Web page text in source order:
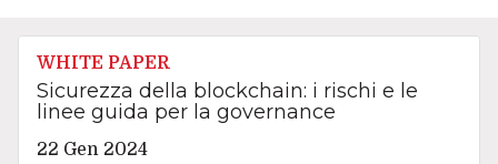
WHITE PAPER
Sicurezza della blockchain: i rischi e le
linee guida per la governance
22 Gen 2024